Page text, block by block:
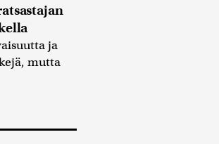
ja
mutta